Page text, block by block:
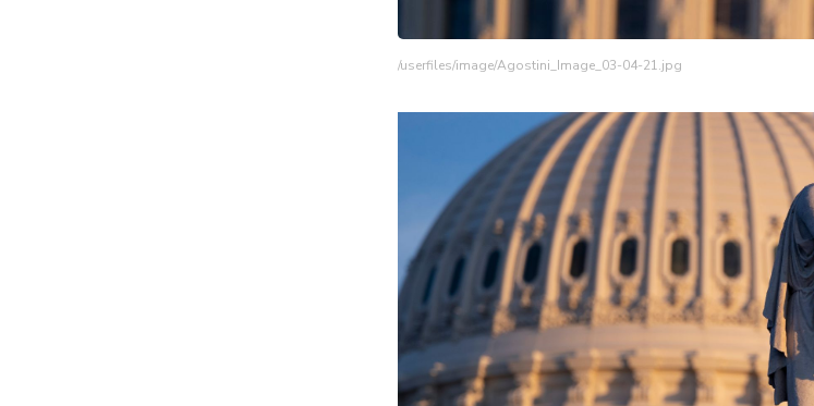
/userfiles/image/Agostini_Image_03-04-21.jpg